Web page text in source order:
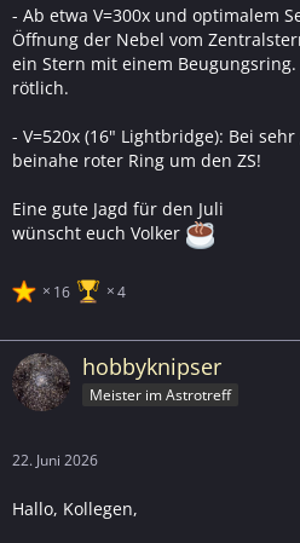
- Ab etwa V=300x und optimalem
Öffnung der Nebel vom
ein Stern mit einem
rötlich.
- V=520x (16" Lightbridge): Bei
beinahe roter Ring um den ZS!
Eine gute Jagd für den Juli
wünscht euch Volker
16 4
hobbyknipser
Meister im Astrotreff
22. Juni 2026
Hallo, Kollegen,